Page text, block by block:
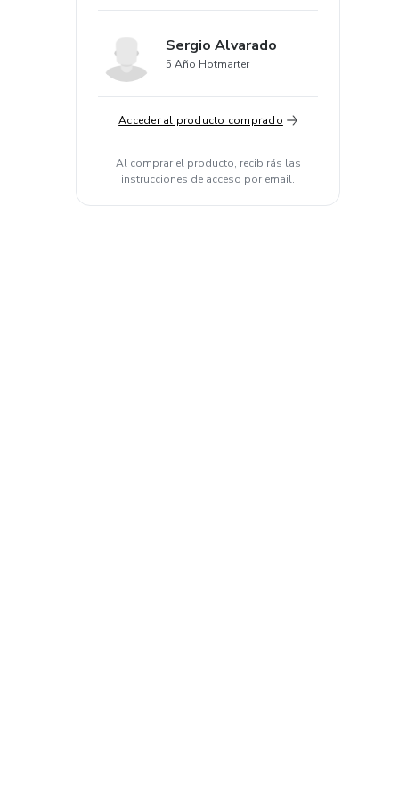
Sergio Alvarado
5 Año Hotmarter
Acceder al producto comprado
Al comprar el producto, recibirás las
instrucciones de acceso por email.